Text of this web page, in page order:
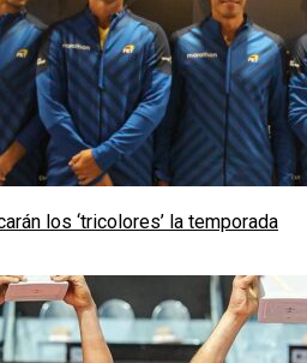
los ‘tricolores’ la temporada